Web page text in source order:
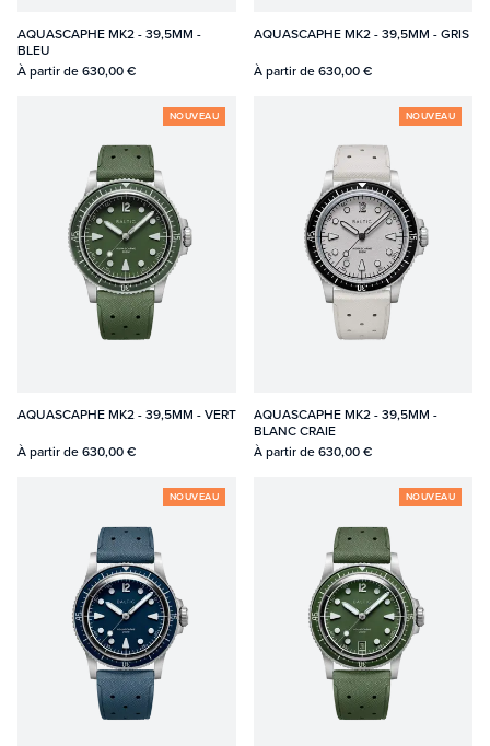
AQUASCAPHE MK2 - 39,5MM -
BLEU
À partir de630,00 €
AQUASCAPHE MK2 - 39,5MM - GRIS
À partir de630,00 €
NOUVEAU
AQUASCAPHE MK2 - 39,5MM - VERT
À partir de630,00 €
NOUVEAU
AQUASCAPHE MK2 - 39,5MM -
BLANC CRAIE
À partir de630,00 €
NOUVEAU NOUVEAU